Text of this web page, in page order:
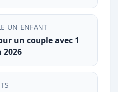
UN ENFANT
un couple avec 1